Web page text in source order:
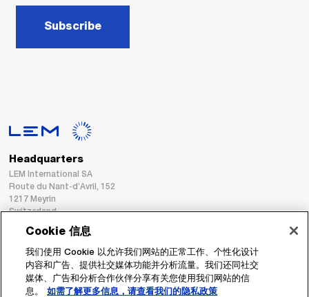
Subscribe
Headquarters
LEM International SA
Route du Nant-d’Avril, 152
1217 Meyrin
Switzerland
Fax : +41 22 794 94 78
Cookie 信息
我们使用 Cookie 以允许我们网站的正常工作、个性化设计
内容和广告、提供社交媒体功能并分析流量。我们还同社交
媒体、广告和分析合作伙伴分享有关您使用我们网站的信
息。
如需了解更多信息，请查看我们的隐私政策